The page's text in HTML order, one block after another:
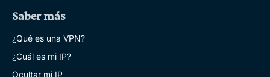
Saber más
¿Qué es una VPN?
¿Cuál es mi IP?
Ocultar mi IP